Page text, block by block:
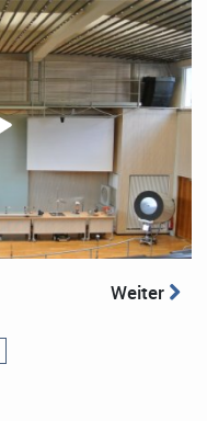
Weiter